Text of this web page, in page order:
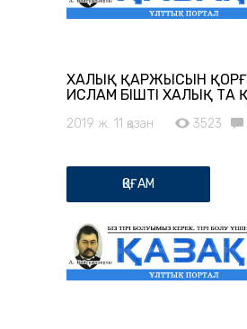
ХАЛЫҚ ҚАРЖЫСЫН
ИСЛАМ ӘБІШТІ ХАЛЫҚ ТА
2019 ж. 11 қазан 3523
ҚОҒАМ